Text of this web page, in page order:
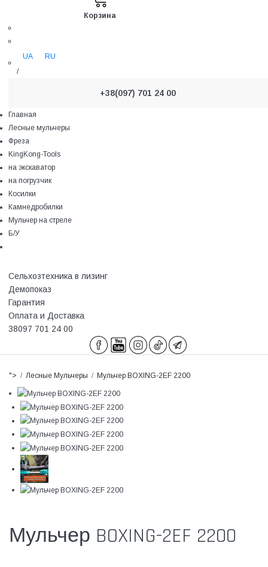
Корзина
UA
/
RU
+38(097) 701 24 00
Главная
Лесные мульчеры
Фреза
KingKong-Tools
на экскаватор
на погрузчик
Косилки
Камнедробилки
Мульчер на стреле
Б/У
Сельхозтехника в лизинг
Демопоказ
Гарантия
Оплата и Доставка
38097 701 24 00
"> Лесные Мульчеры Мульчер BOXING-2EF 2200
Мульчер BOXING-2EF 2200